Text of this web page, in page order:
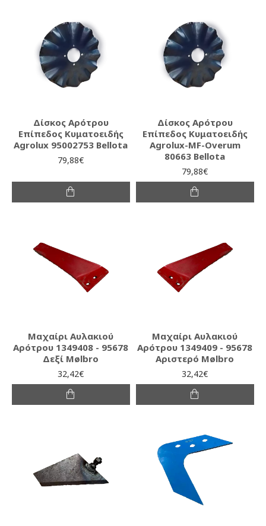
Δίσκος Αρότρου
Επίπεδος Κυματοειδής
Agrolux 95002753 Bellota
79,88€
Δίσκος Αρότρου
Επίπεδος Κυματοειδής
Agrolux-MF-Overum
80663 Bellota
79,88€
Μαχαίρι Αυλακιού
Αρότρου 1349408 - 95678
Δεξί Mølbro
32,42€
Μαχαίρι Αυλακιού
Αρότρου 1349409 - 95678
Αριστερό Mølbro
32,42€